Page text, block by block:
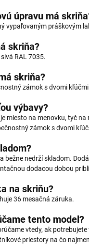
úpravu má
vypaľovaným práškovým
skriňa?
RAL 7035.
skriňa?
zámok s dvomi
výbavy?
miesto na menovku, tyč na
zámok s dvomi
bežne nedrží skladom.
dodacou dobou
na skriňu?
36 mesačná záruka.
tento model?
vtedy, ak
priestory na čo